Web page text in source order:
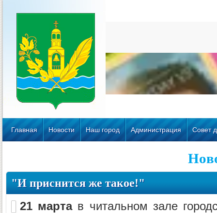
Главная Новости Наш город Администрация Совет
"И приснится же такое!"
21 мартав читальном зале